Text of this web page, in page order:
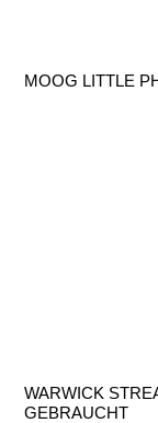
MOOG LITTLE
WARWICK
GEBRAUCHT